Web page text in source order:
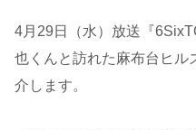
4月29日（水）放送『
也くんと訪れた麻布台ヒル
介します。